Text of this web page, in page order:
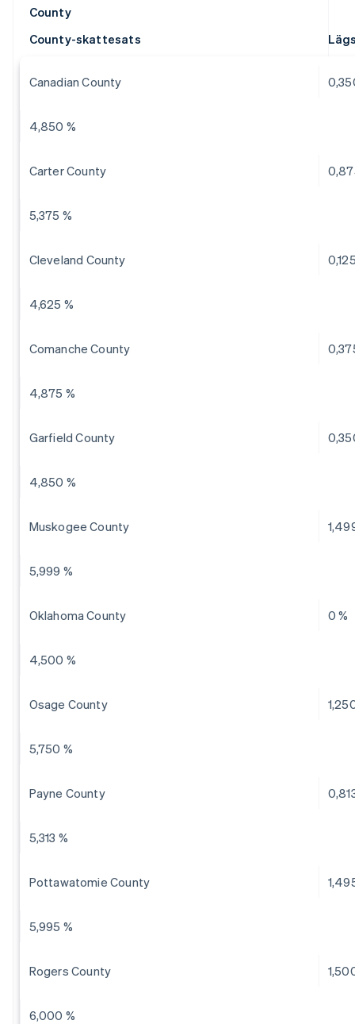
County
County-skattesats
Canadian County
4,850 %
Carter County
5,375 %
Cleveland County
4,625 %
Comanche County
4,875 %
Garfield County
4,850 %
Muskogee County
5,999 %
Oklahoma County 0 %
4,500 %
Osage County
5,750 %
Payne County
5,313 %
Pottawatomie County
5,995 %
Rogers County
6,000 %